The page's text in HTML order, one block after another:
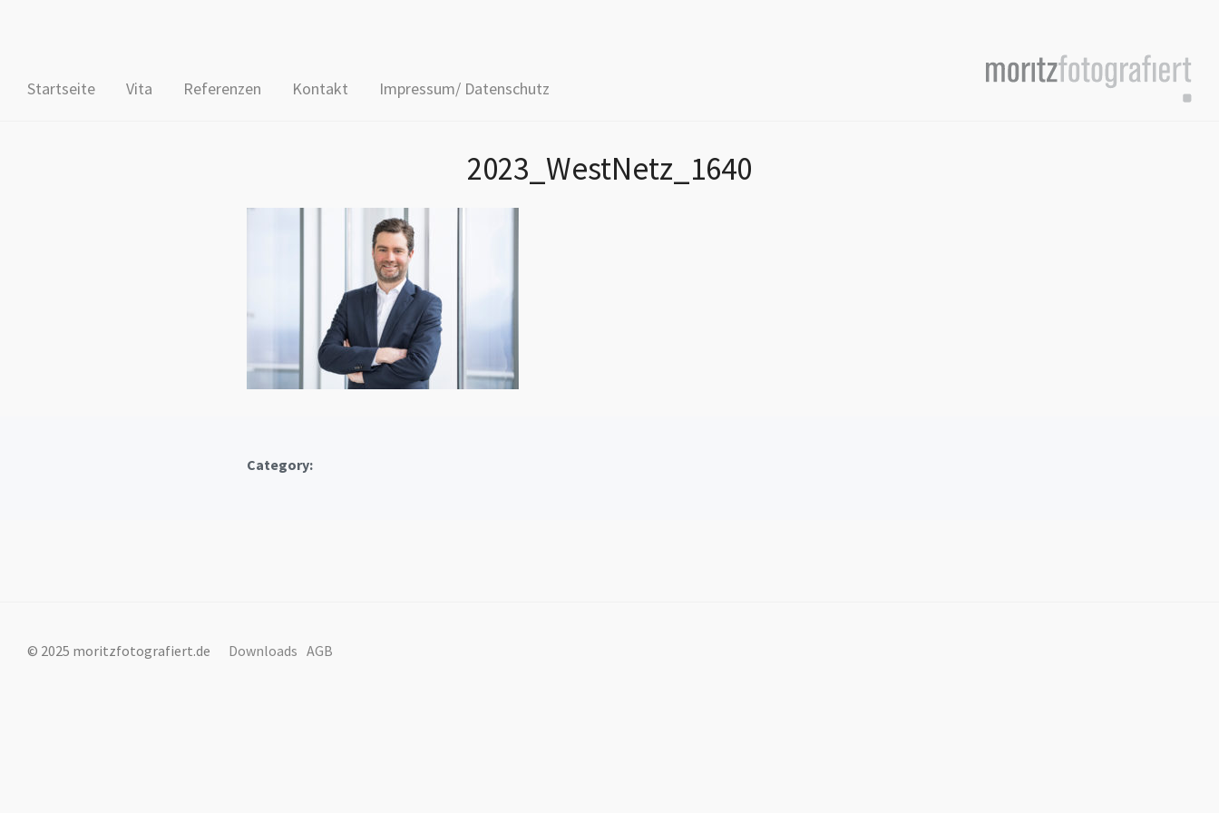
Startseite Vita Referenzen Kontakt Impressum/ Datenschutz
2023_WestNetz_1640
Category:
© 2025 moritzfotografiert.de Downloads AGB